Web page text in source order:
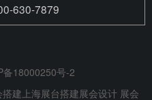
630-7879
备18000250号-2
搭建 上海展台搭建展会设计 展会